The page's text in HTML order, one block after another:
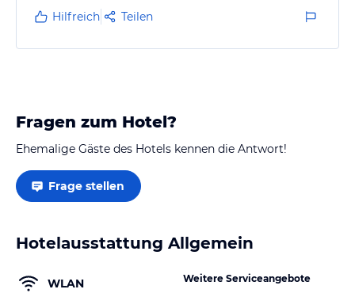
Die Verbindung ist auch gut, es gab einfachen
Zugang zu den öffentlichen Verkehrsmitteln. Ich
würde auf jeden Fall wieder hier buchen.
Hilfreich Teilen
Fragen zum Hotel?
Ehemalige Gäste des Hotels kennen die Antwort!
Frage stellen
Hotelausstattung Allgemein
WLAN
Weitere Serviceangebote